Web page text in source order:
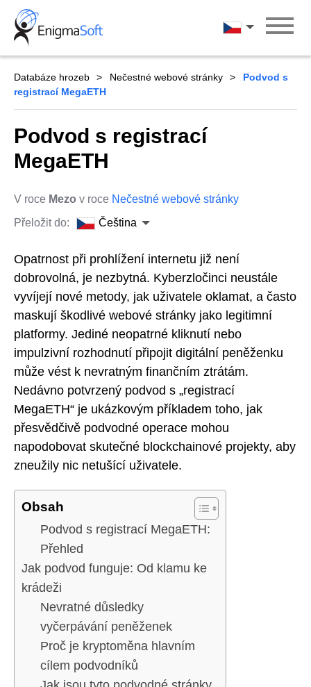
Skip
content
Čeština
Databáze hrozeb Nečestné webové stránky
Podvod s
registrací MegaETH
Podvod s registrací
MegaETH
V roce Mezo v roce Nečestné webové stránky
Přeložit do:
Čeština
Opatrnost při prohlížení internetu již není
dobrovolná, je nezbytná. Kyberzločinci neustále
vyvíjejí nové metody, jak uživatele oklamat, a často
maskují škodlivé webové stránky jako legitimní
platformy. Jediné neopatrné kliknutí nebo
impulzivní rozhodnutí připojit digitální peněženku
může vést k nevratným finančním ztrátám.
Nedávno potvrzený podvod s „registrací
MegaETH“ je ukázkovým příkladem toho, jak
přesvědčivě podvodné operace mohou
napodobovat skutečné blockchainové projekty, aby
zneužily nic netušící uživatele.
Obsah
Podvod s registrací MegaETH:
Přehled
Jak podvod funguje: Od klamu ke
krádeži
Nevratné důsledky
vyčerpávání peněženek
Proč je kryptoměna hlavním
cílem podvodníků